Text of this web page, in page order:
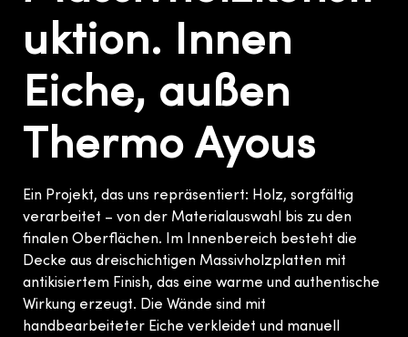
uktion. Innen
Eiche, außen
Thermo Ayous
Ein Projekt, das uns repräsentiert: Holz, sorgfältig
verarbeitet – von der Materialauswahl bis zu den
finalen Oberflächen. Im Innenbereich besteht die
Decke aus dreischichtigen Massivholzplatten mit
antikisiertem Finish, das eine warme und authentische
Wirkung erzeugt. Die Wände sind mit
handbearbeiteter Eiche verkleidet und manuell